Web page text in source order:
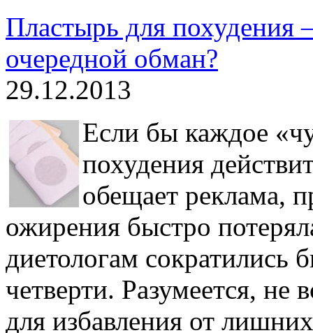
Пластырь для похудения
очередной обман?
29.12.2013
Если бы каждое
похудения
обещает реклама,
ожирения быстро
диетологам
четверти. Разумеется, не
для избавления от